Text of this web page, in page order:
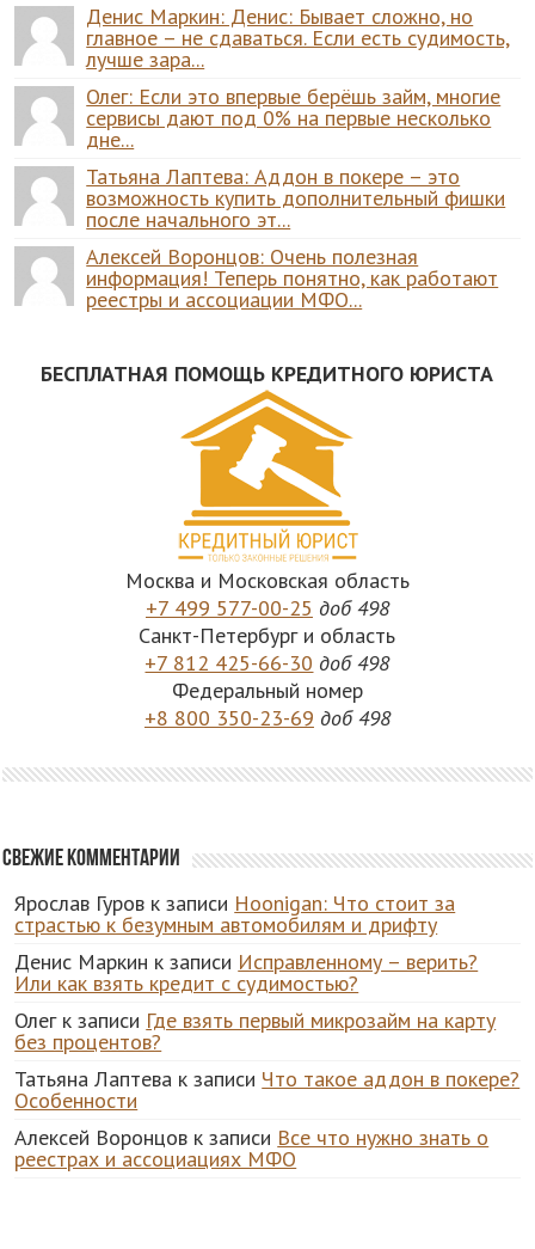
Денис Маркин: Денис: Бывает сложно, но
главное – не сдаваться. Если есть судимость,
лучше зара...
Олег: Если это впервые берёшь займ, многие
сервисы дают под 0% на первые несколько
дне...
Татьяна Лаптева: Аддон в покере – это
возможность купить дополнительный фишки
после начального эт...
Алексей Воронцов: Очень полезная
информация! Теперь понятно, как работают
реестры и ассоциации МФО...
БЕСПЛАТНАЯ ПОМОЩЬ КРЕДИТНОГО ЮРИСТА
Москва и Московская область
+7 499 577-00-25 доб 498
Санкт-Петербург и область
+7 812 425-66-30 доб 498
Федеральный номер
+8 800 350-23-69 доб 498
Свежие комментарии
Ярослав Гуров к записи Hoonigan: Что стоит за
страстью к безумным автомобилям и дрифту
Денис Маркин к записи Исправленному – верить?
Или как взять кредит с судимостью?
Олегк записи Где взять первый микрозайм на карту
без процентов?
Татьяна Лаптева к записи Что такое аддон в покере?
Особенности
Алексей Воронцов к записи Все что нужно знать о
реестрах и ассоциациях МФО